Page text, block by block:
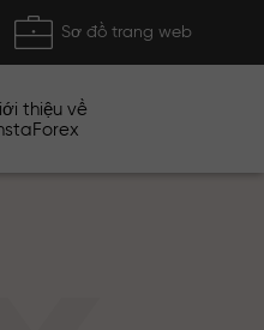
Sơ đồ trang web
thiệu về